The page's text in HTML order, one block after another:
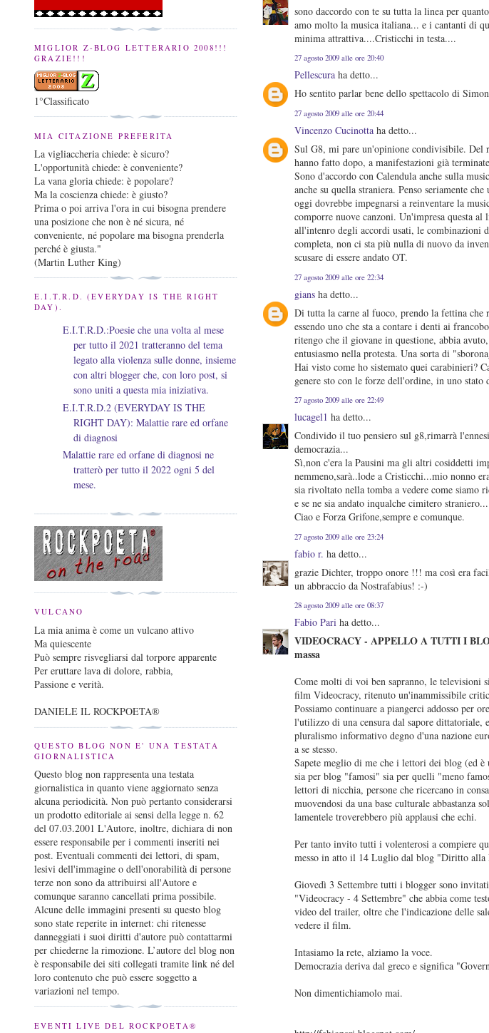
sono daccordo con te su tutta la linea per
amo molto la musica italiana... e i cantanti di
minima attrattiva....Cristicchi in testa....
27 agosto 2009 alle ore 20:40
Pellescura ha detto...
Ho sentito parlar bene dello spettacolo di
27 agosto 2009 alle ore 20:44
Vincenzo Cucinotta ha detto...
Sul G8, mi pare un'opinione condivisibile. Del
hanno fatto dopo, a manifestazioni già
Sono d'accordo con Calendula anche sulla
anche su quella straniera. Penso seriamente
oggi dovrebbe impegnarsi a reinventare la
comporre nuove canzoni. Un'impresa questa
all'intenro degli accordi usati, le combinazioni
completa, non ci sta più nulla di nuovo da
scusare di essere andato OT.
27 agosto 2009 alle ore 22:34
gians ha detto...
Di tutta la carne al fuoco, prendo la fettina
essendo uno che sta a contare i denti ai
ritengo che il giovane in questione, abbia
entusiasmo nella protesta. Una sorta di
Hai visto come ho sistemato quei carabinieri?
genere sto con le forze dell'ordine, in uno stato
27 agosto 2009 alle ore 22:49
lucagel1 ha detto...
Condivido il tuo pensiero sul g8,rimarrà
democrazia...
Sì,non c'era la Pausini ma gli altri cosiddetti
nemmeno,sarà..lode a Cristicchi...mio nonno
sia rivoltato nella tomba a vedere come siamo
e se ne sia andato inqualche cimitero straniero...
Ciao e Forza Grifone,sempre e comunque.
27 agosto 2009 alle ore 23:24
fabio r. ha detto...
grazie Dichter, troppo onore !!! ma così era
un abbraccio da Nostrafabius! :-)
28 agosto 2009 alle ore 08:37
Fabio Pari ha detto...
VIDEOCRACY - APPELLO A TUTTI I
massa
Come molti di voi ben sapranno, le televisioni
film Videocracy, ritenuto un'inammissibile
Possiamo continuare a piangerci addosso per
l'utilizzo di una censura dal sapore dittatoriale,
pluralismo informativo degno d'una nazione
a se stesso.
Sapete meglio di me che i lettori dei blog (ed è
sia per blog "famosi" sia per quelli "meno
lettori di nicchia, persone che ricercano in
muovendosi da una base culturale abbastanza
lamentele troverebbero più applausi che echi.
Per tanto invito tutti i volenterosi a compiere
messo in atto il 14 Luglio dal blog "Diritto alla
Giovedì 3 Settembre tutti i blogger sono
"Videocracy - 4 Settembre" che abbia come
video del trailer, oltre che l'indicazione delle
vedere il film.
Intasiamo la rete, alziamo la voce.
Democrazia deriva dal greco e significa
Non dimentichiamolo mai.
MIGLIOR Z-BLOG LETTERARIO 2008!!!
GRAZIE!!!
1°Classificato
MIA CITAZIONE PREFERITA
La vigliaccheria chiede: è sicuro?
L'opportunità chiede: è conveniente?
La vana gloria chiede: è popolare?
Ma la coscienza chiede: è giusto?
Prima o poi arriva l'ora in cui bisogna prendere
una posizione che non è né sicura, né
conveniente, né popolare ma bisogna prenderla
perché è giusta."
(Martin Luther King)
E.I.T.R.D. (EVERYDAY IS THE RIGHT
DAY).
E.I.T.R.D.:Poesie che una volta al mese
per tutto il 2021 tratteranno del tema
legato alla violenza sulle donne, insieme
con altri blogger che, con loro post, si
sono uniti a questa mia iniziativa.
E.I.T.R.D.2 (EVERYDAY IS THE
RIGHT DAY): Malattie rare ed orfane
di diagnosi
Malattie rare ed orfane di diagnosi ne
tratterò per tutto il 2022 ogni 5 del
mese.
VULCANO
La mia anima è come un vulcano attivo
Ma quiescente
Può sempre risvegliarsi dal torpore apparente
Per eruttare lava di dolore, rabbia,
Passione e verità.
DANIELE IL ROCKPOETA®
QUESTO BLOG NON E' UNA TESTATA
GIORNALISTICA
Questo blog non rappresenta una testata
giornalistica in quanto viene aggiornato senza
alcuna periodicità. Non può pertanto considerarsi
un prodotto editoriale ai sensi della legge n. 62
del 07.03.2001 L'Autore, inoltre, dichiara di non
essere responsabile per i commenti inseriti nei
post. Eventuali commenti dei lettori, di spam,
lesivi dell'immagine o dell'onorabilità di persone
terze non sono da attribuirsi all'Autore e
comunque saranno cancellati prima possibile.
Alcune delle immagini presenti su questo blog
sono state reperite in internet: chi ritenesse
danneggiati i suoi diritti d'autore può contattarmi
per chiederne la rimozione. L’autore del blog non
è responsabile dei siti collegati tramite link né del
loro contenuto che può essere soggetto a
variazioni nel tempo.
EVENTI LIVE DEL ROCKPOETA®